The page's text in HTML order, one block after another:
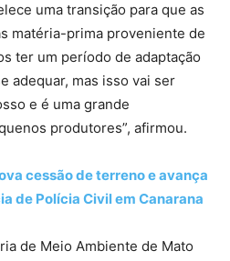
uma transição para que as
matéria-prima proveniente de
ter um período de adaptação
adequar, mas isso vai ser
e é uma grande
produtores”, afirmou.
cessão de terreno e avança
de Polícia Civil em Canarana
de Meio Ambiente de Mato